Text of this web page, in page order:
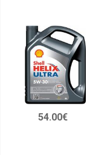
54.00€